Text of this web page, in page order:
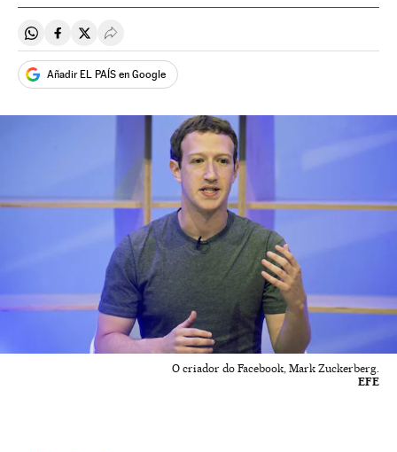
Compartir en Whatsapp
Compartir en Facebook
Compartir en Twitter
Desplegar Redes Sociales
Añadir EL PAÍS en Google
O criador do Facebook, Mark Zuckerberg.
EFE